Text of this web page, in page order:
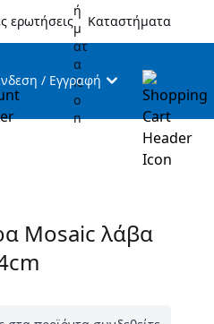
ερωτήσεις Καταστήματα
/ Εγγραφή
Mosaic λάβα